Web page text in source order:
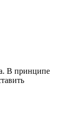
В принципе